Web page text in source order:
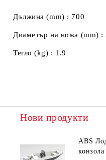
Дължина (mm) : 700
Диаметър на ножа (mm) :
Тегло (kg) : 1.9
Нови продукти
ABS